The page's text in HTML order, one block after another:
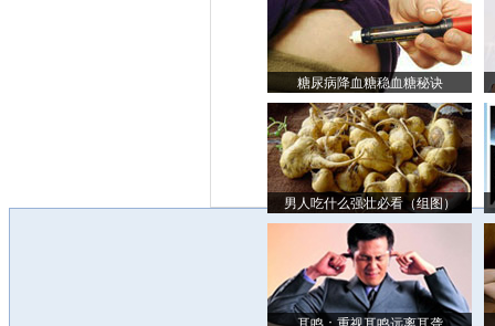
糖尿病降血糖稳血糖秘诀
男人吃什么强壮必看（组图）